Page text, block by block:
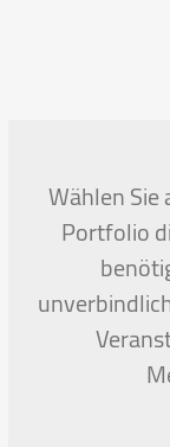
Wählen
Portfolio